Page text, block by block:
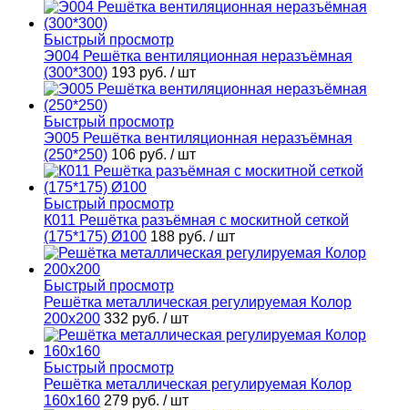
Быстрый просмотр
Э004 Решётка вентиляционная неразъёмная
(300*300) 193 руб. / шт
Быстрый просмотр
Э005 Решётка вентиляционная неразъёмная
(250*250) 106 руб. / шт
Быстрый просмотр
К011 Решётка разъёмная с москитной сеткой
(175*175) Ø100 188 руб. / шт
Быстрый просмотр
Решётка металлическая регулируемая Колор
200х200 332 руб. / шт
Быстрый просмотр
Решётка металлическая регулируемая Колор
160х160 279 руб. / шт